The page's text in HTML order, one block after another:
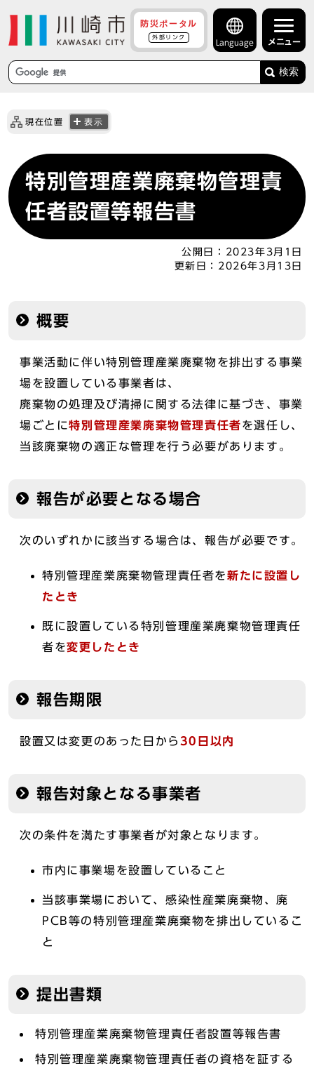
防災ポータル
外部リンク
Language メニュー
検索
現在位置 表示
特別管理産業廃棄物管理責
任者設置等報告書
公開日：
2023年3月1日
更新日： 2026年3月13日
概要
事業活動に伴い特別管理産業廃棄物を排出する事業
場を設置している事業者は、
廃棄物の処理及び清掃に関する法律に基づき、事業
場ごとに特別管理産業廃棄物管理責任者を選任し、
当該廃棄物の適正な管理を行う必要があります。
報告が必要となる場合
次のいずれかに該当する場合は、報告が必要です。
特別管理産業廃棄物管理責任者を新たに設置し
たとき
既に設置している特別管理産業廃棄物管理責任
者を変更したとき
報告期限
設置又は変更のあった日から 30日以内
報告対象となる事業者
次の条件を満たす事業者が対象となります。
市内に事業場を設置していること
当該事業場において、感染性産業廃棄物、廃
PCB等の特別管理産業廃棄物を排出しているこ
と
提出書類
特別管理産業廃棄物管理責任者設置等報告書
特別管理産業廃棄物管理責任者の資格を証する